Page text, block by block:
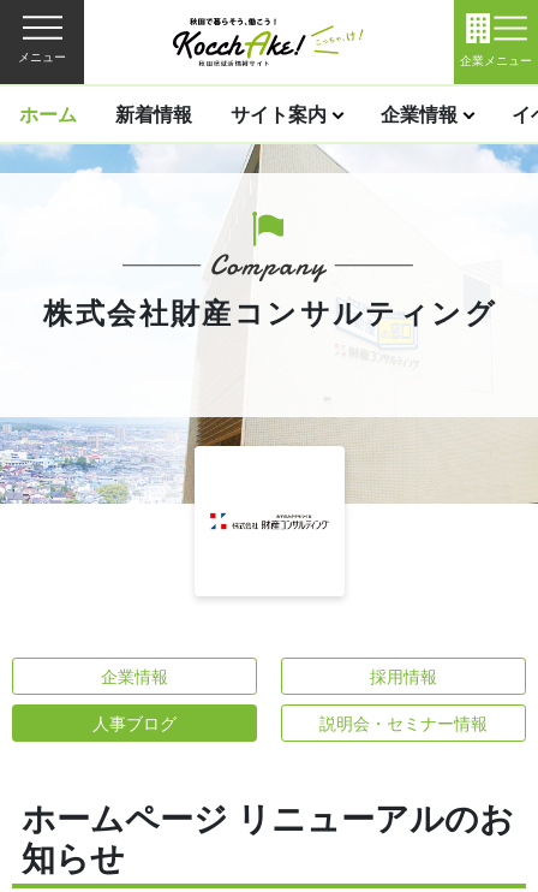
メニュー 企業メニュー
ホーム 新着情報 サイト案内 企業情報 イ
株式会社財産コンサルティング
企業情報 採用情報
人事ブログ 説明会・セミナー情報
ホームページ リニューアルのお
知らせ